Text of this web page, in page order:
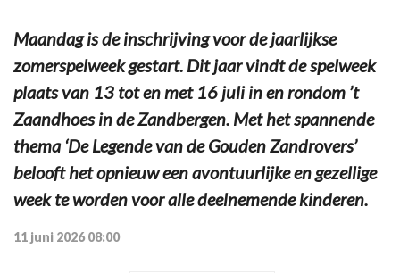
Maandag is de inschrijving voor de jaarlijkse
zomerspelweek gestart. Dit jaar vindt de spelweek
plaats van 13 tot en met 16 juli in en rondom ’t
Zaandhoes in de Zandbergen. Met het spannende
thema ‘De Legende van de Gouden Zandrovers’
belooft het opnieuw een avontuurlijke en gezellige
week te worden voor alle deelnemende kinderen.
11 juni 2026 08:00